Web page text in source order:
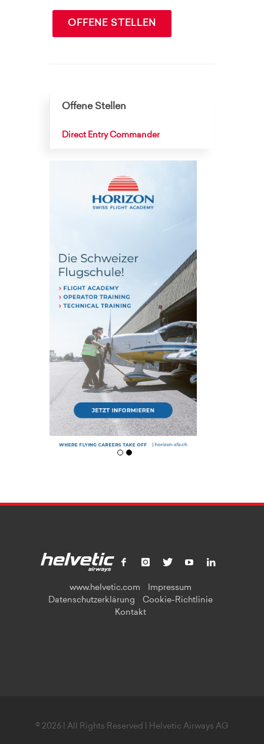
OFFENE STELLEN
Offene Stellen
Direct Entry Commander
www.helvetic.com
Impressum
Datenschutzerklärung
Cookie-Richtlinie
Kontakt
© 2026 | All Rights Reserved | Helvetic Airways AG